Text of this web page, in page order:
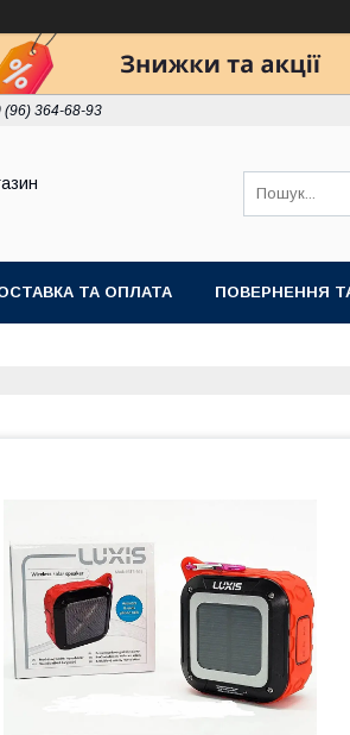
(96) 364-68-93
ТА ОПЛАТА ПОВЕРНЕННЯ